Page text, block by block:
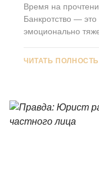
Время на
Банкротство —
эмоционально
ЧИТАТЬ